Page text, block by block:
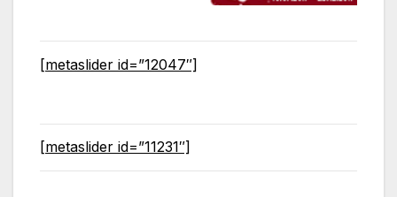
[metaslider id=”12047″]
[metaslider id=”11231″]